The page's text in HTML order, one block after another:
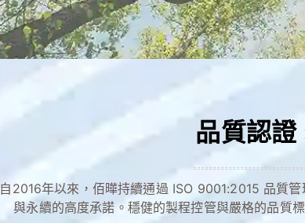
品質認
自2016年以來，佰曄持續通過 ISO 9001:2015 品質
與永續的高度承諾。穩健的製程控管與嚴格的品質